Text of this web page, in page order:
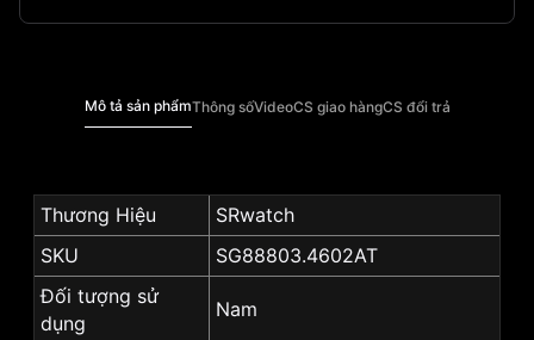
Mô tả sản phẩmThông sốVideoCS giao hàngCS đổi trả
Thương Hiệu
SRwatch
SKU
SG88803.4602AT
Đối tượng sử
dụng
Nam